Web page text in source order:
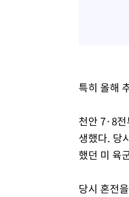
특히 올해
천안 7·8
생했다. 당
했던 미 육
당시 혼전